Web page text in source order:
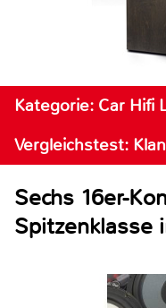
Kategorie: Car Hifi
Vergleichstest:
Sechs 16er-
Spitzenklasse